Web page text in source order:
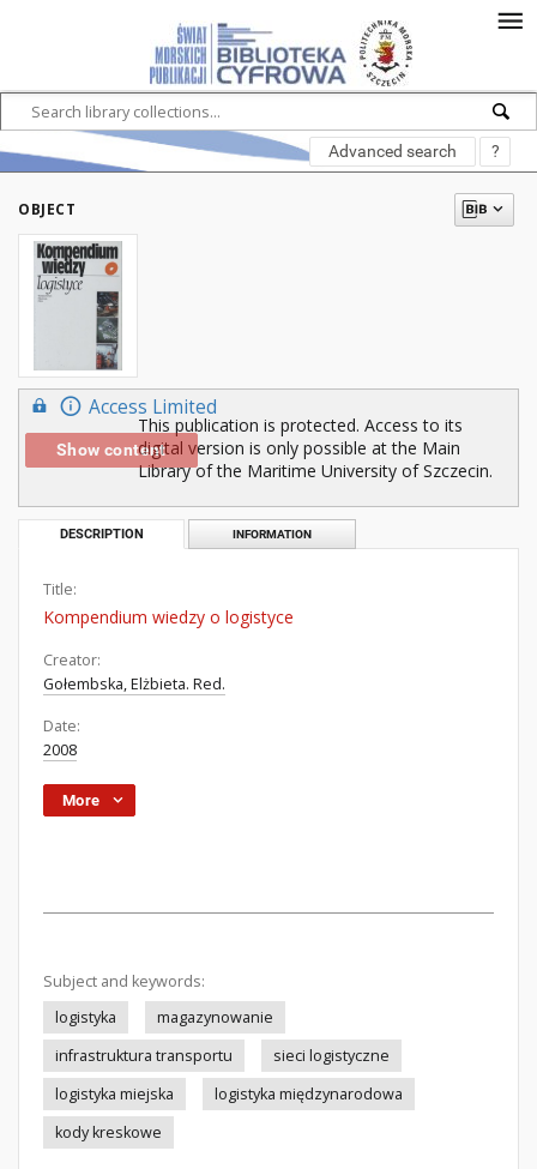
Advanced search ?
OBJECT
Access Limited
Show content
This publication is protected. Access to its
digital version is only possible at the Main
Library of the Maritime University of Szczecin.
DESCRIPTION INFORMATION
Title:
Kompendium wiedzy o logistyce
Creator:
Gołembska, Elżbieta. Red.
Date:
2008
More
Subject and keywords:
logistyka
magazynowanie
infrastruktura transportu
sieci logistyczne
logistyka miejska
logistyka międzynarodowa
kody kreskowe